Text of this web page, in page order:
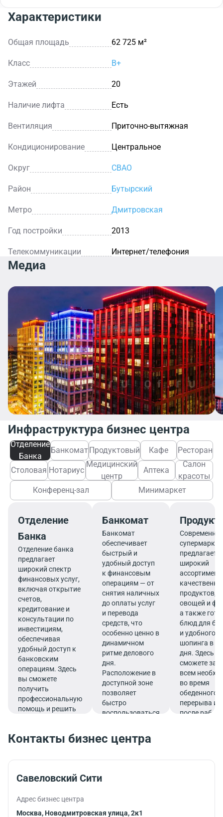
Характеристики
Общая площадь 62 725 м²
Класс B+
Этажей 20
Наличие лифта Есть
Вентиляция Приточно-вытяжная
Кондиционирование Центральное
Округ СВАО
Район Бутырский
Метро Дмитровская
Год постройки 2013
Телекоммуникации Интернет/телефония
Медиа
Инфраструктура бизнес центра
Отделение
Банка
БанкоматПродуктовый Кафе Ресторан
Столовая Нотариус
Медицинский
центр
Аптека
Салон
красоты
Конференц-зал
Минимаркет
Отделение
Банка
Отделение банка
предлагает
широкий спектр
финансовых услуг,
включая открытие
счетов,
кредитование и
консультации по
инвестициям,
обеспечивая
удобный доступ к
банковским
операциям. Здесь
вы сможете
получить
профессиональную
помощь и решить
комфортной
Банкомат
Банкомат
обеспечивает
быстрый и
удобный доступ
к финансовым
операциям — от
снятия наличных
до оплаты услуг
и перевода
средств, что
особенно ценно в
динамичном
ритме делового
дня.
Расположение в
доступной зоне
позволяет
быстро
воспользоваться
супермаркет
предлагает
широкий
ассортимент
продуктов,
овощей и
а также
блюд для
и удобного
шопинга в
дня. Здесь
сможете
всем
во время
обеденного
перерыва
после
Контакты бизнес центра
Савеловский Сити
Адрес бизнес центра
Москва, Новодмитровская улица, 2к1